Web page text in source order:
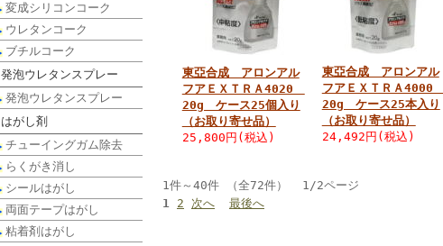
変成シリコンコーク
ウレタンコーク
ブチルコーク
発泡ウレタンスプレー
発泡ウレタンスプレー
はがし剤
チューイングガム除去
らくがき消し
シールはがし
両面テープはがし
粘着剤はがし
東亞合成 アロンアル
フアＥＸＴＲＡ4020
20g ケース25個入り
（お取り寄せ品）
25,800円(税込)
東亞合成 アロンアル
フアＥＸＴＲＡ4000
20g ケース25本入り
（お取り寄せ品）
24,492円(税込)
1件～40件 （全72件） 1/2ページ
1 2 次へ 最後へ